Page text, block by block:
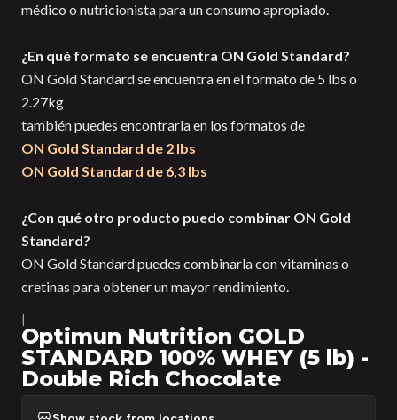
médico o nutricionista para un consumo apropiado.
¿En qué formato se encuentra ON Gold Standard?
ON Gold Standard se encuentra en el formato de 5 lbs o
2.27kg
también puedes encontrarla en los formatos de
ON Gold Standard de 2 lbs
ON Gold Standard de 6,3 lbs
¿Con qué otro producto puedo combinar ON Gold
Standard?
ON Gold Standard puedes combinarla con vitaminas o
cretinas para obtener un mayor rendimiento.
Optimun Nutrition GOLD
STANDARD 100% WHEY (5 lb) -
Double Rich Chocolate